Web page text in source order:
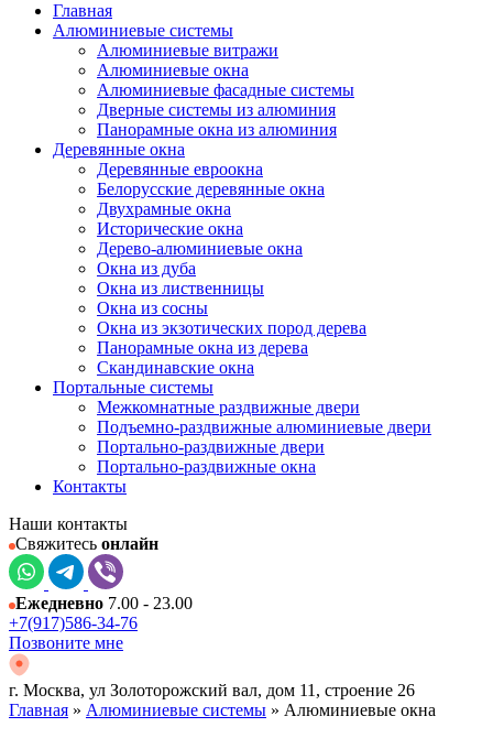
Главная
Алюминиевые системы
Алюминиевые витражи
Алюминиевые окна
Алюминиевые фасадные системы
Дверные системы из алюминия
Панорамные окна из алюминия
Деревянные окна
Деревянные евроокна
Белорусские деревянные окна
Двухрамные окна
Исторические окна
Дерево-алюминиевые окна
Окна из дуба
Окна из лиственницы
Окна из сосны
Окна из экзотических пород дерева
Панорамные окна из дерева
Скандинавские окна
Портальные системы
Межкомнатные раздвижные двери
Подъемно-раздвижные алюминиевые двери
Портально-раздвижные двери
Портально-раздвижные окна
Контакты
Наши контакты
Свяжитесь онлайн
Ежедневно 7.00 - 23.00
+7(917)586-34-76
Позвоните мне
г. Москва, ул Золоторожский вал, дом 11, строение 26
Главная » Алюминиевые системы » Алюминиевые окна